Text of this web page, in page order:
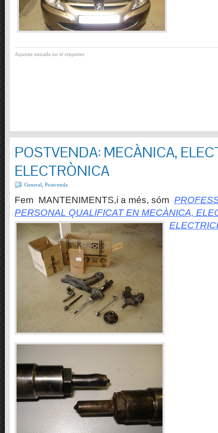
Aquesta entrada no té etiquetes
POSTVENDA: MECÀNICA,
ELECTRÒNICA
General Postvenda
Fem MANTENIMENTS,i a més, sóm
PERSONAL QUALIFICAT EN MECÀNICA,